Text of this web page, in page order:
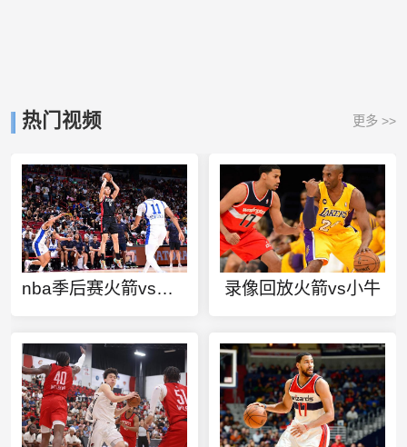
热门视频 更多 >>
nba季后赛火箭vs爵士录像回放 录像回放火箭vs小牛